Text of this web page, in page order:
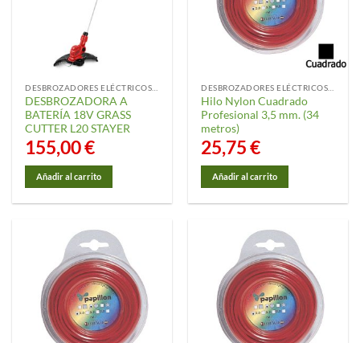
DESBROZADORA A
BATERÍA 18V GRASS
CUTTER L20 STAYER
155,00€
Añadir al carrito
Hilo Nylon Cuadrado
Profesional 3,5 mm. (34
metros)
25,75€
Añadir al carrito